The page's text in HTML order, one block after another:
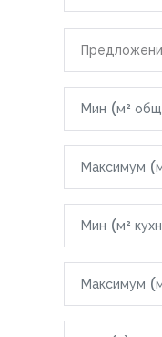
|-Болгария
|-
|-Свети-
|-Область
|-Варна
|-Грузия